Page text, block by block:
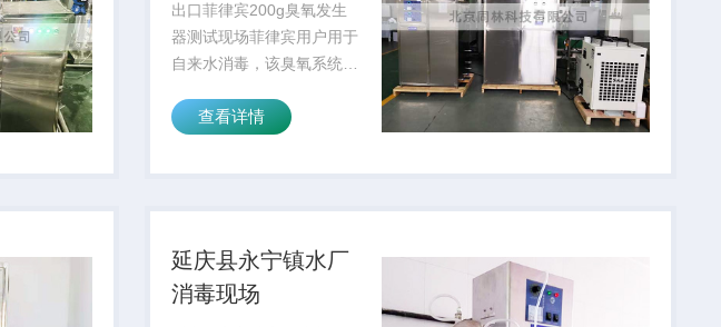
出口菲律宾200g臭氧发生
器测试现场菲律宾用户用于
自来水消毒，该臭氧系统包
干机、制氧机等。臭氧在自
优势，是一种高
查看详情
延庆县永宁镇水厂
消毒现场